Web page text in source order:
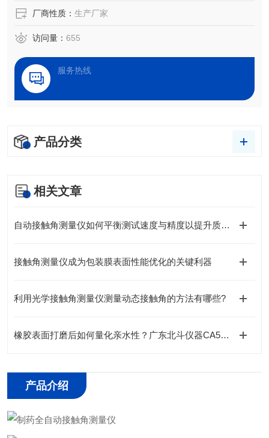
厂商性质： 生产厂家
访问量： 655
服务热线
产品分类
相关文章
自动接触角测量仪如何平衡测试速度与精度以提升质检效率
接触角测量仪成为包装膜表面性能优化的关键利器
利用光学接触角测量仪测量动态接触角的方法有哪些?
橡胶表面打磨后如何量化亲水性？广东北斗仪器CA500提供无损检测方案
产品介绍